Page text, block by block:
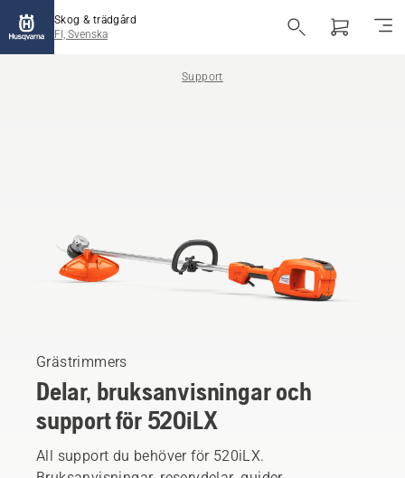
Skog & trädgård
FI, Svenska
Support
Grästrimmers
Delar, bruksanvisningar och
support för 520iLX
All support du behöver för 520iLX.